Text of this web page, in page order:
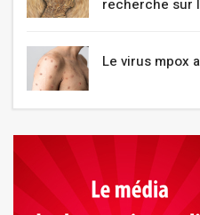
recherche sur
Le virus mpox